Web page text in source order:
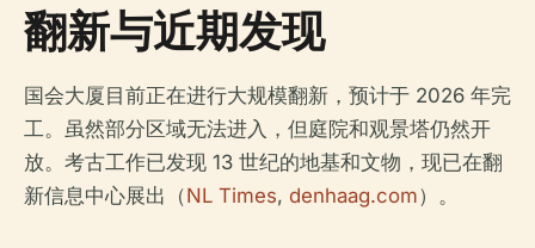
翻新与近期发现
国会大厦目前正在进行大规模翻新，预计于 2026 年完
工。虽然部分区域无法进入，但庭院和观景塔仍然开
放。考古工作已发现 13 世纪的地基和文物，现已在翻
新信息中心展出（NL Times, denhaag.com）。